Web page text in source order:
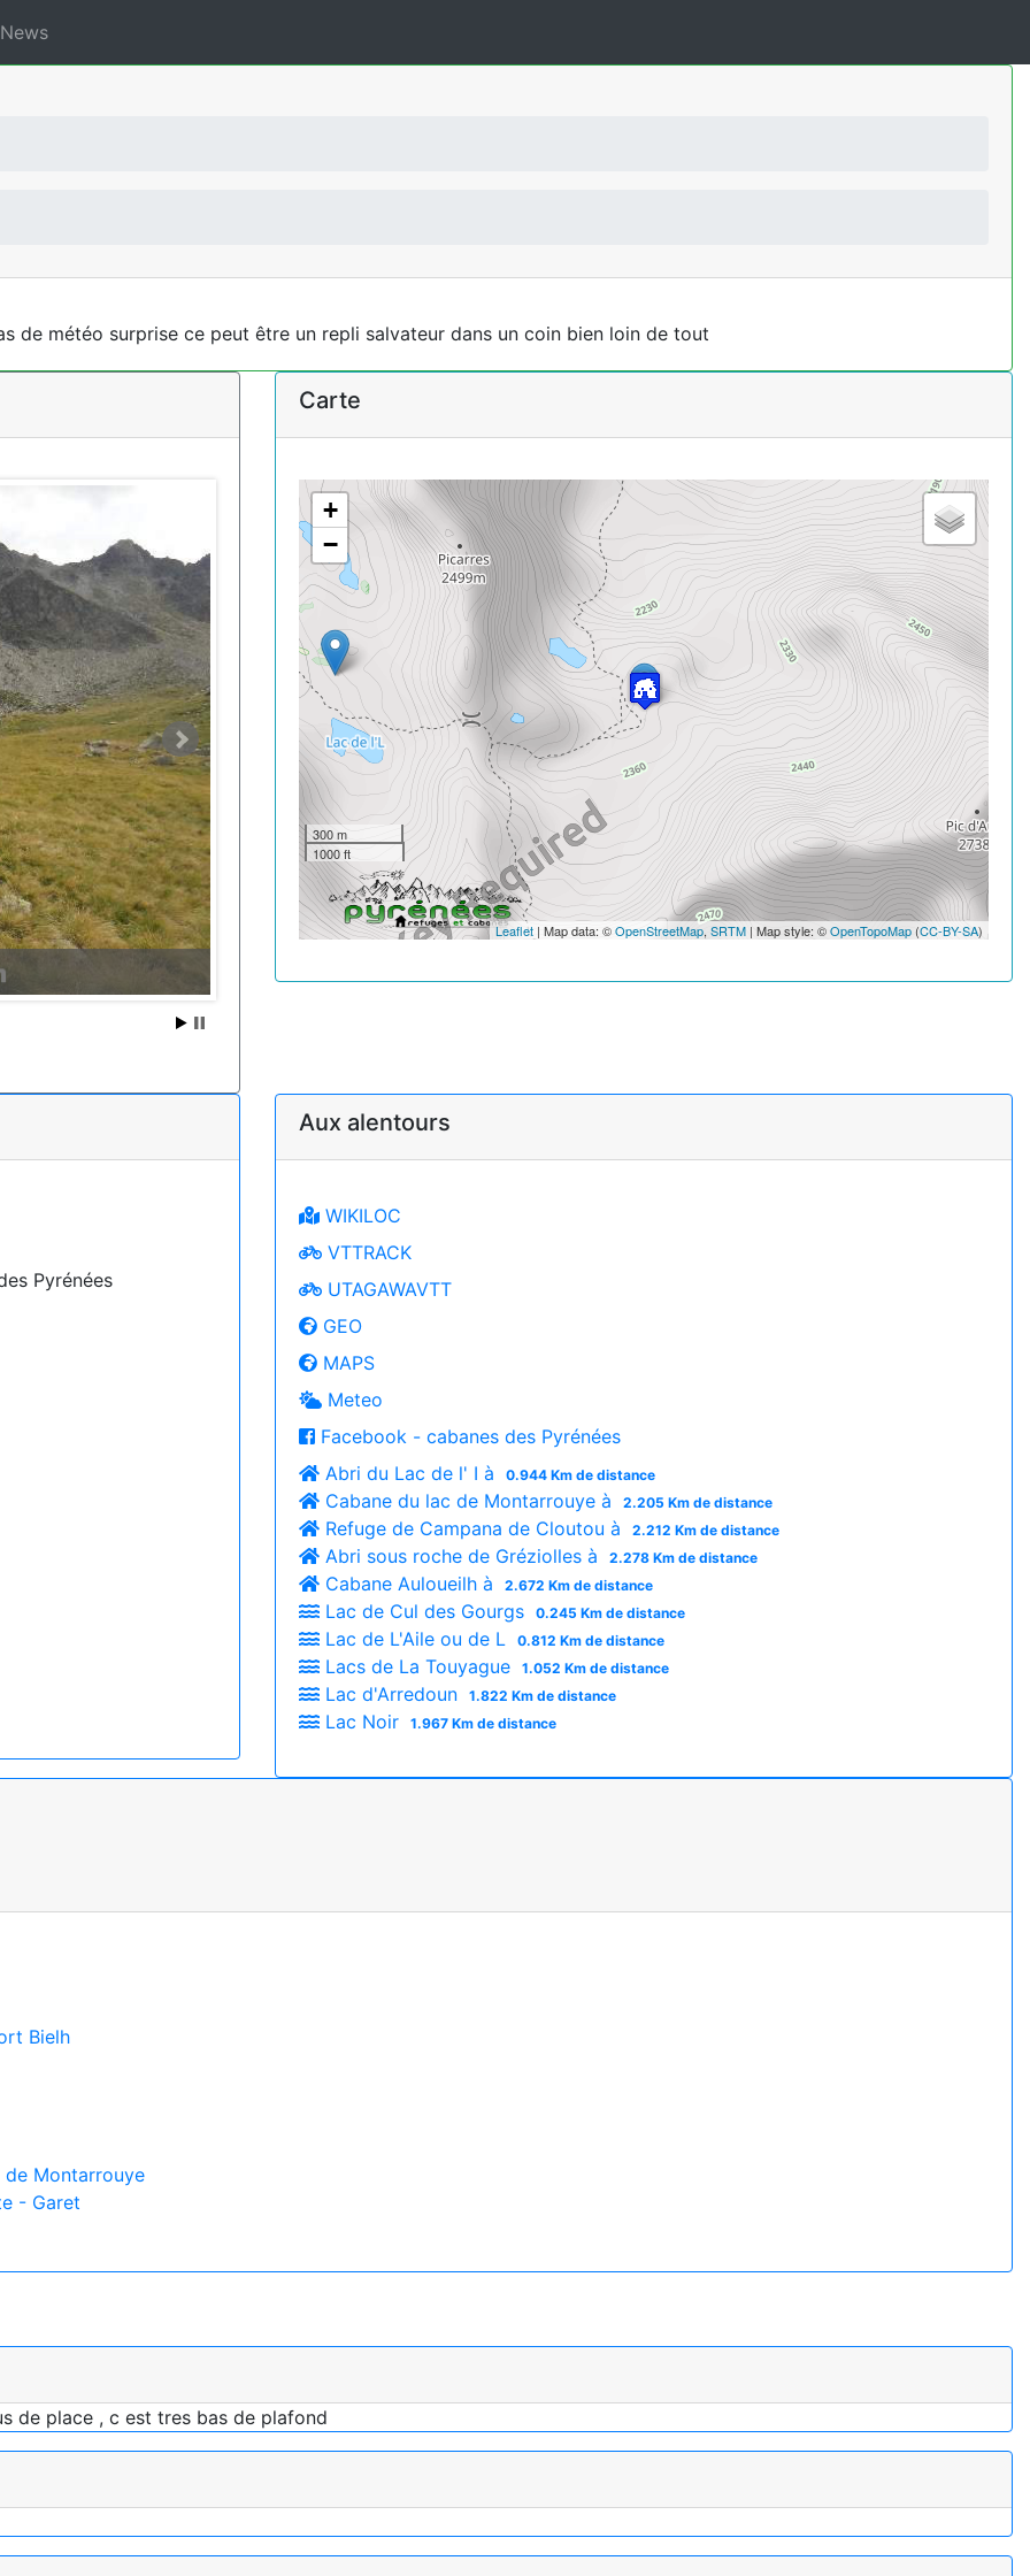
News
de météo surprise ce peut être un repli salvateur dans un coin bien loin de tout
Carte
+
−
300 m
1000 ft
Leaflet | Map data: ©OpenStreetMap, SRTM | Map style: ©OpenTopoMap (CC-BY-SA)
Pyrénées
Aux alentours
WIKILOC
VTTRACK
UTAGAWAVTT
GEO
MAPS
Meteo
Facebook - cabanes des Pyrénées
Abri du Lac de l' I à
0.944 Km de distance
Cabane du lac de Montarrouye à 2.205 Km de distance
Refuge de Campana de Cloutou à 2.212 Km de distance
Abri sous roche de Gréziolles à 2.278 Km de distance
Cabane Auloueilh à 2.672 Km de distance
Lac de Cul des Gourgs 0.245 Km de distance
Lac de L'Aile ou de L 0.812 Km de distance
Lacs de La Touyague 1.052 Km de distance
Lac d'Arredoun 1.822 Km de distance
Lac Noir 1.967 Km de distance
Bielh
de Montarrouye
- Garet
de place , c est tres bas de plafond